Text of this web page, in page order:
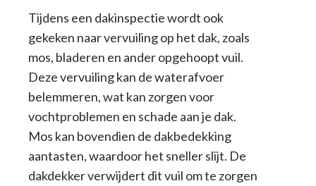
Tijdens een dakinspectie wordt ook
gekeken naar vervuiling op het dak, zoals
mos, bladeren en ander opgehoopt vuil.
Deze vervuiling kan de waterafvoer
belemmeren, wat kan zorgen voor
vochtproblemen en schade aan je dak.
Mos kan bovendien de dakbedekking
aantasten, waardoor het sneller slijt. De
dakdekker verwijdert dit vuil om te zorgen